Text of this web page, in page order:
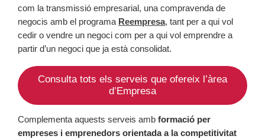
com la transmissió empresarial, una compravenda de
negocis amb el programa Reempresa, tant per a qui vol
cedir o vendre un negoci com per a qui vol emprendre a
partir d’un negoci que ja està consolidat.
Consulta tots els serveis que ofereix l’àrea
d’Empresa
Complementa aquests serveis amb formació per
empreses i emprenedors orientada a la competitivitat